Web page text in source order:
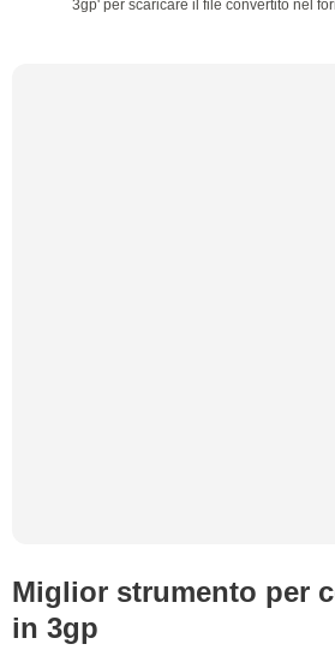
3gp' per scaricare il file convertito nel
Miglior strumento per
in 3gp